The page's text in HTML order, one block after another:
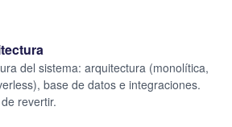
del sistema: arquitectura (monolítica,
base de datos e integraciones.
revertir.